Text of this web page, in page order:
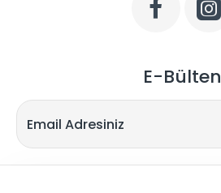
E-Bülten